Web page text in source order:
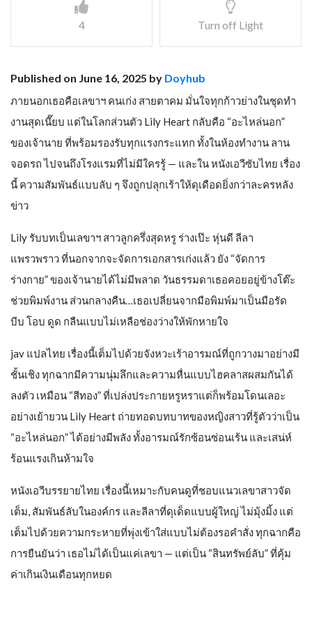
4 Turn off Light
Published on June 16, 2025 by Doyhub
ภายนอกเธอคือเลขาฯ คนเก่ง สายตาคม มั่นใจทุกก้าวย่างในชุดทำ
งานสุดเนี๊ยบ แต่ในโลกส่วนตัว Lily Heart กลับคือ “อะไหล่นอก”
ของเจ้านาย ที่พร้อมรองรับทุกแรงกระแทก ทั้งในห้องทำงาน ลาน
จอดรถ ไปจนถึงโรงแรมที่ไม่มีใครรู้ — และใน หนังเอวีซับไทย เรื่อง
นี้ ความสัมพันธ์แบบลับ ๆ จึงถูกปลุกเร้าให้ดุเดือดยิ่งกว่าละครหลัง
ข่าว
Lily รับบทเป็นเลขาฯ สาวลูกครึ่งสุดหรู ร่างเป๊ะ หุ่นดี ลีลา
แพรวพราว ที่นอกจากจะจัดการเอกสารเก่งแล้ว ยัง “จัดการ
ร่างกาย” ของเจ้านายได้ไม่มีพลาด วันธรรมดาเธอคอยอยู่ข้างโต๊ะ
ช่วยพิมพ์งาน ส่วนกลางคืน…เธอเปลี่ยนจากมือพิมพ์มาเป็นมือรัด
บีบ โอบ ดูด กลืนแบบไม่เหลือช่องว่างให้พักหายใจ
jav แปลไทย เรื่องนี้เต็มไปด้วยจังหวะเร้าอารมณ์ที่ถูกวางมาอย่างมี
ชั้นเชิง ทุกฉากมีความนุ่มลึกและความหื่นแบบไฮคลาสผสมกันได้
ลงตัว เหมือน “สีทอง” ที่เปล่งประกายหรูหราแต่ก็พร้อมโดนเลอะ
อย่างเย้ายวน Lily Heart ถ่ายทอดบทบาทของหญิงสาวที่รู้ตัวว่าเป็น
“อะไหล่นอก” ได้อย่างมีพลัง ทั้งอารมณ์รักซ้อนซ่อนเร้น และเสน่ห์
ร้อนแรงเกินห้ามใจ
หนังเอวีบรรยายไทย เรื่องนี้เหมาะกับคนดูที่ชอบแนวเลขาสาวจัด
เต็ม, สัมพันธ์ลับในองค์กร และลีลาที่ดุเด็ดแบบผู้ใหญ่ ไม่มุ้งมิ้ง แต่
เต็มไปด้วยความกระหายที่พุ่งเข้าใส่แบบไม่ต้องรอคำสั่ง ทุกฉากคือ
การยืนยันว่า เธอไม่ได้เป็นแค่เลขา — แต่เป็น “สินทรัพย์ลับ” ที่คุ้ม
ค่าเกินเงินเดือนทุกหยด